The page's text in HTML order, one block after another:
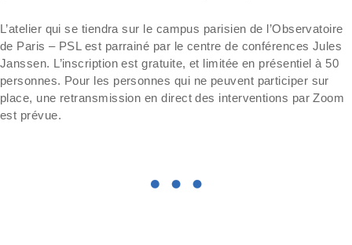
L’atelier qui se tiendra sur le campus parisien de l’Observatoire
de Paris – PSL est parrainé par le centre de conférences Jules
Janssen. L’inscription est gratuite, et limitée en présentiel à 50
personnes. Pour les personnes qui ne peuvent participer sur
place, une retransmission en direct des interventions par Zoom
est prévue.